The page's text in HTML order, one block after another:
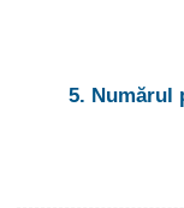
5. Numărul